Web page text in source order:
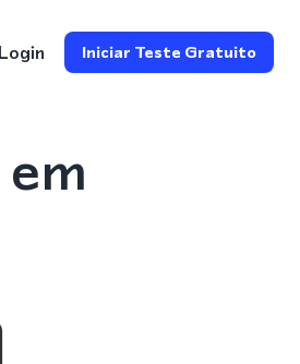
Login Iniciar Teste Gratuito